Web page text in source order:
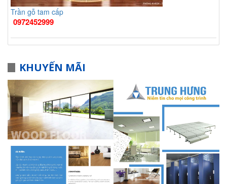
Trần gỗ tam cấp
0972452999
KHUYẾN MÃI